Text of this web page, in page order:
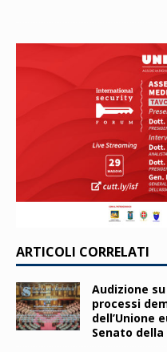
ARTICOLI CORRELATI
Audizione
processi
dell’Unione
Senato della